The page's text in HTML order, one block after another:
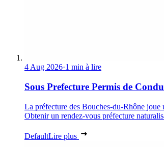
4 Aug 2026·1 min à lire
Sous Prefecture Permis de
La préfecture des Bouches-du-Rhône joue
Obtenir un rendez-vous préfecture
DefaultLire plus